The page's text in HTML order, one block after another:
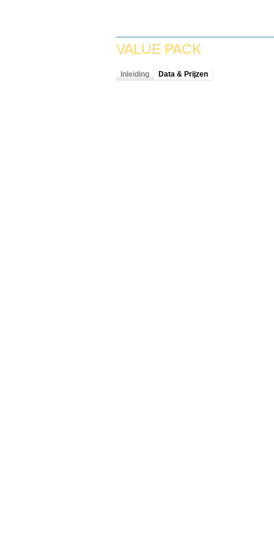
VALUE PACK
Inleiding Data & Prijzen